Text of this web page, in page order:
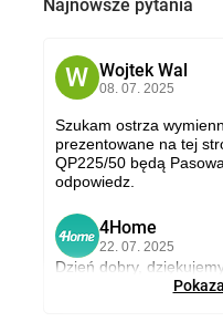
Najnowsze pytania
W Wojtek Wal
08. 07. 2025
Szukam ostrza
prezentowane na tej
QP225/50 będą
odpowiedz.
4 4Home
22. 07. 2025
Dzień dobry,
ostre głowice QP225/